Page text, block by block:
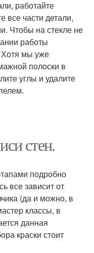
работайте
все части детали,
Чтобы на стекле не
работы
Хотя мы уже
полоски в
углы и удалите
стен.
подробно
все зависит от
(да и можно, в
классы, в
данная
краски стоит